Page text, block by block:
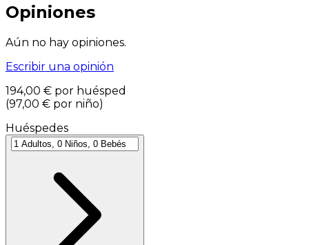
Opiniones
Aún no hay opiniones.
Escribir una opinión
194,00 € por huésped
(97,00 € por niño)
Huéspedes